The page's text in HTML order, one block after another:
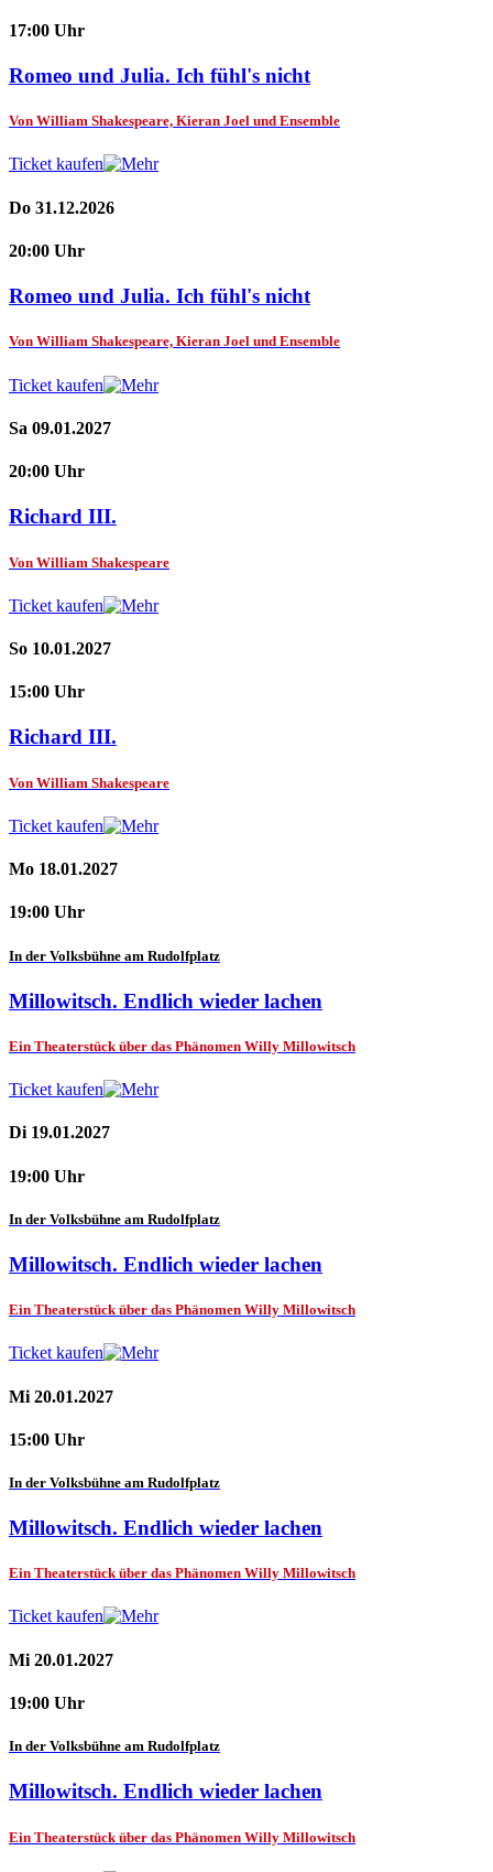
17:00 Uhr
Romeo und Julia. Ich fühl's nicht
Von William Shakespeare, Kieran Joel und Ensemble
Ticket kaufen
Do 31.12.2026
20:00 Uhr
Romeo und Julia. Ich fühl's nicht
Von William Shakespeare, Kieran Joel und Ensemble
Ticket kaufen
Sa 09.01.2027
20:00 Uhr
Richard III.
Von William Shakespeare
Ticket kaufen
So 10.01.2027
15:00 Uhr
Richard III.
Von William Shakespeare
Ticket kaufen
Mo 18.01.2027
19:00 Uhr
In der Volksbühne am Rudolfplatz
Millowitsch. Endlich wieder lachen
Ein Theaterstück über das Phänomen Willy Millowitsch
Ticket kaufen
Di 19.01.2027
19:00 Uhr
In der Volksbühne am Rudolfplatz
Millowitsch. Endlich wieder lachen
Ein Theaterstück über das Phänomen Willy Millowitsch
Ticket kaufen
Mi 20.01.2027
15:00 Uhr
In der Volksbühne am Rudolfplatz
Millowitsch. Endlich wieder lachen
Ein Theaterstück über das Phänomen Willy Millowitsch
Ticket kaufen
Mi 20.01.2027
19:00 Uhr
In der Volksbühne am Rudolfplatz
Millowitsch. Endlich wieder lachen
Ein Theaterstück über das Phänomen Willy Millowitsch